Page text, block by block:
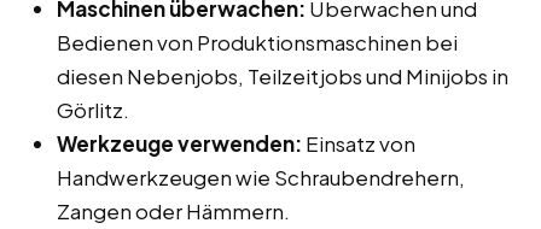
Maschinen überwachen: Überwachen und
Bedienen von Produktionsmaschinen bei
diesen Nebenjobs, Teilzeitjobs und Minijobs in
Görlitz.
Werkzeuge verwenden: Einsatz von
Handwerkzeugen wie Schraubendrehern,
Zangen oder Hämmern.